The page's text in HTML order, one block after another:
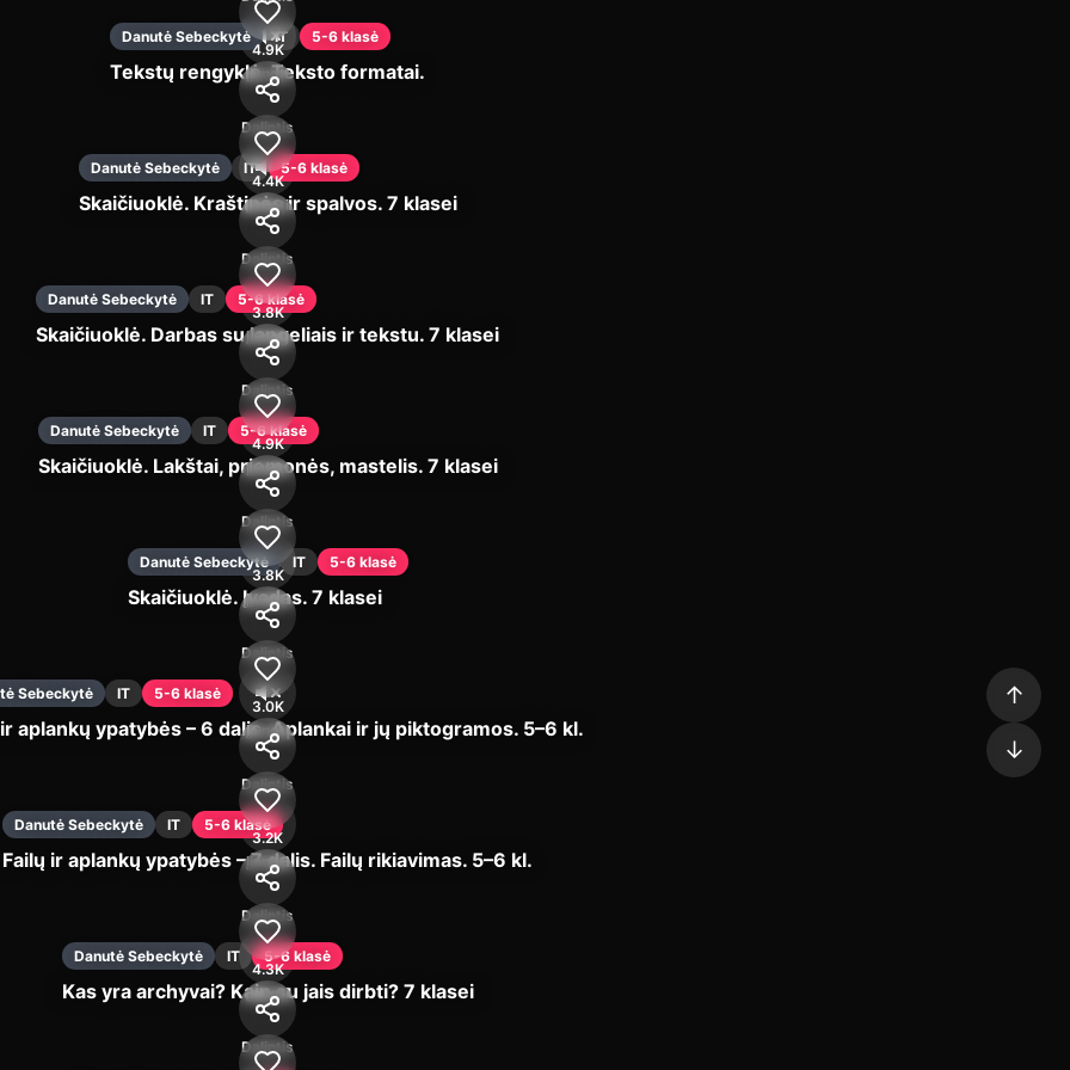
↑
↓
Įjungti
Danutė Sebeckytė IT 5-6 klasė
Tekstų rengyklė. Teksto formatai.
4.9K
Dalintis
Įjungti
Danutė Sebeckytė IT 5-6 klasė
Skaičiuoklė. Kraštinės ir spalvos. 7 klasei
4.4K
Dalintis
Įjungti
Danutė Sebeckytė IT 5-6 klasė
Skaičiuoklė. Darbas su langeliais ir tekstu. 7 klasei
3.8K
Dalintis
Įjungti
Danutė Sebeckytė IT 5-6 klasė
Skaičiuoklė. Lakštai, priemonės, mastelis. 7 klasei
4.9K
Dalintis
Įjungti
Danutė Sebeckytė IT 5-6 klasė
Skaičiuoklė. Įvadas. 7 klasei
3.8K
Dalintis
Įjungti
Sebeckytė IT 5-6 klasė
aplankų ypatybės – 6 dalis. Aplankai ir jų piktogramos. 5–6 kl.
3.0K
Dalintis
Įjungti
Danutė Sebeckytė IT 5-6 klasė
Failų ir aplankų ypatybės – 7 dalis. Failų rikiavimas. 5–6 kl.
3.2K
Dalintis
Įjungti
Danutė Sebeckytė IT 5-6 klasė
Kas yra archyvai? Kaip su jais dirbti? 7 klasei
4.3K
Dalintis